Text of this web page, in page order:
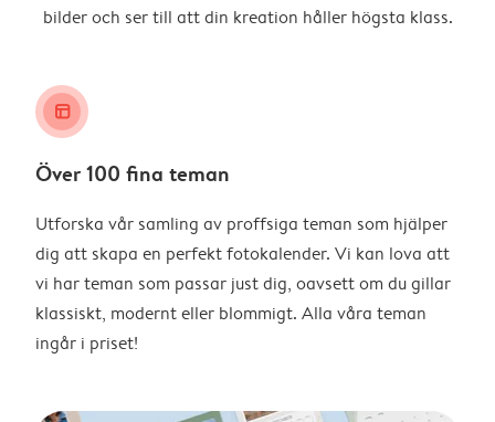
bilder och ser till att din kreation håller högsta klass.
layout_alt
Över 100 fina teman
Utforska vår samling av proffsiga teman som hjälper
dig att skapa en perfekt fotokalender. Vi kan lova att
vi har teman som passar just dig, oavsett om du gillar
klassiskt, modernt eller blommigt. Alla våra teman
ingår i priset!